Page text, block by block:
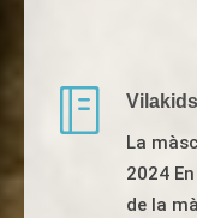
La
2024
de la